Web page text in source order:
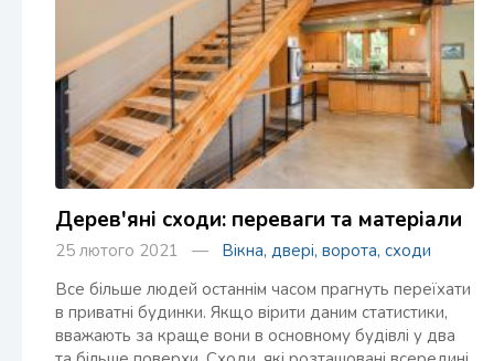
Дерев'яні сходи: переваги та матеріали
25 лютого 2021 — Вікна, двері, ворота, сходи
Все більше людей останнім часом прагнуть переїхати
в приватні будинки. Якщо вірити даним статистики,
вважають за краще вони в основному будівлі у два